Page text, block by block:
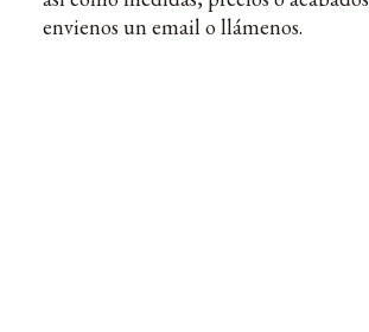
envienos un email o llámenos.